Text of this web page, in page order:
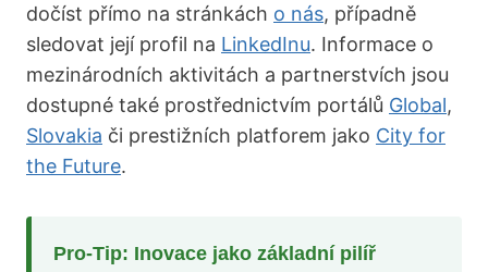
dočíst přímo na stránkách o nás, případně
sledovat její profil na LinkedInu. Informace o
mezinárodních aktivitách a partnerstvích jsou
dostupné také prostřednictvím portálů Global,
Slovakia či prestižních platforem jako City for
the Future.
Pro-Tip: Inovace jako základní pilíř